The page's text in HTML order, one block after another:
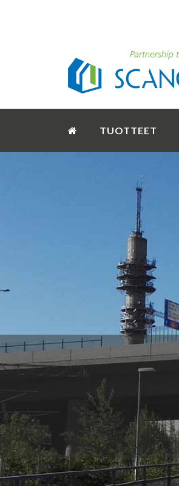
TUOTTEET